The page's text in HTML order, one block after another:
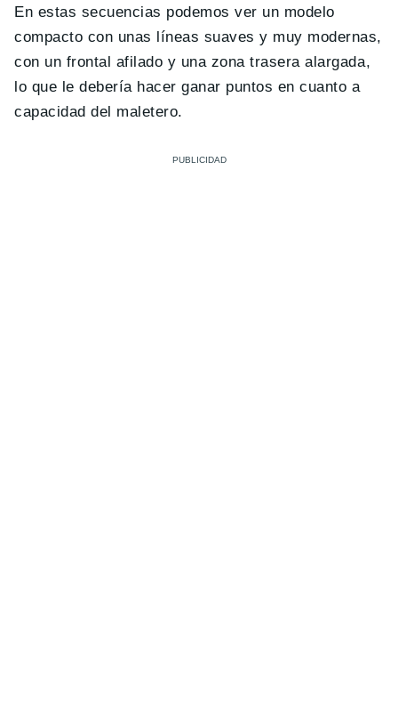
En estas secuencias podemos ver un modelo
compacto con unas líneas suaves y muy modernas,
con un frontal afilado y una zona trasera alargada,
lo que le debería hacer ganar puntos en cuanto a
capacidad del maletero.